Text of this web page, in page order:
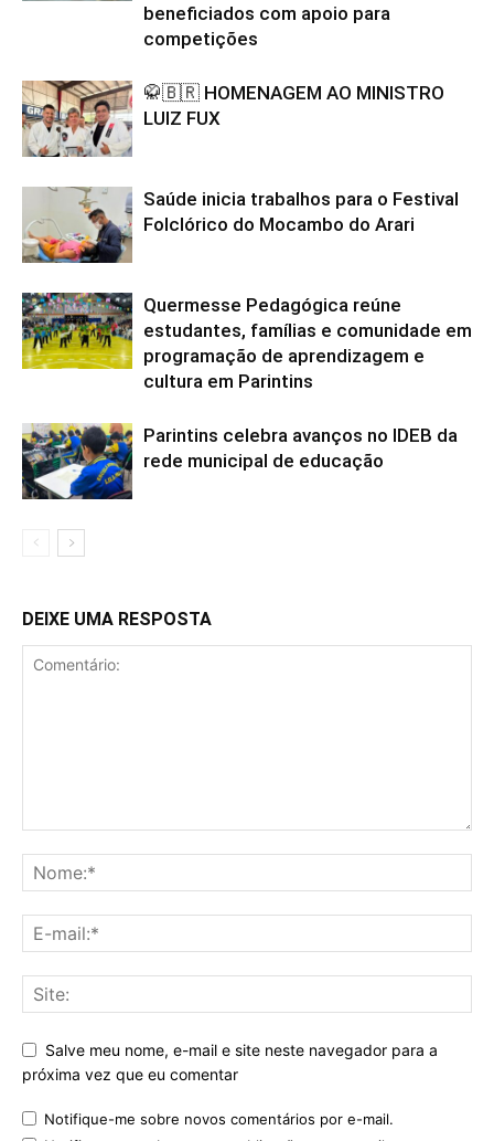
beneficiados com apoio para
competições
🥋🇧🇷 HOMENAGEM AO MINISTRO
LUIZ FUX
Saúde inicia trabalhos para o Festival
Folclórico do Mocambo do Arari
Quermesse Pedagógica reúne
estudantes, famílias e comunidade em
programação de aprendizagem e
cultura em Parintins
Parintins celebra avanços no IDEB da
rede municipal de educação
DEIXE UMA RESPOSTA
Salve meu nome, e-mail e site neste navegador para a
próxima vez que eu comentar
Notifique-me sobre novos comentários por e-mail.